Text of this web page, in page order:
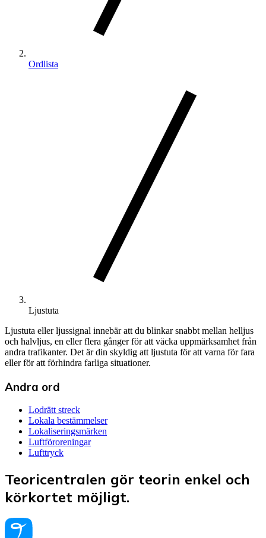
Ordlista
Ljustuta
Ljustuta eller ljussignal innebär att du blinkar snabbt mellan helljus
och halvljus, en eller flera gånger för att väcka uppmärksamhet från
andra trafikanter. Det är din skyldig att ljustuta för att varna för fara
eller för att förhindra farliga situationer.
Andra ord
Lodrätt streck
Lokala bestämmelser
Lokaliseringsmärken
Luftföroreningar
Lufttryck
Teoricentralen gör teorin enkel och
körkortet möjligt.